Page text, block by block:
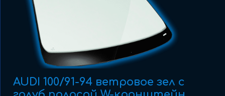
AUDI 100/91-94 ветровое зел с